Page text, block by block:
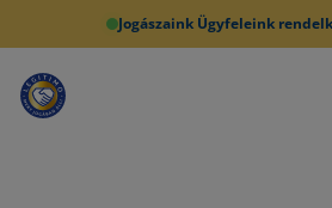
Jogászaink Ügyfeleink